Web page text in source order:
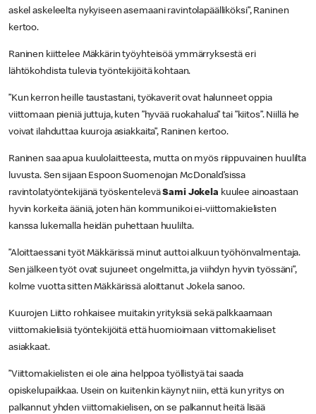
askel askeleelta nykyiseen asemaani ravintolapäälliköksi”, Raninen
kertoo.
Raninen kiittelee Mäkkärin työyhteisöä ymmärryksestä eri
lähtökohdista tulevia työntekijöitä kohtaan.
”Kun kerron heille taustastani, työkaverit ovat halunneet oppia
viittomaan pieniä juttuja, kuten ”hyvää ruokahalua” tai ”kiitos”. Niillä he
voivat ilahduttaa kuuroja asiakkaita”, Raninen kertoo.
Raninen saa apua kuulolaitteesta, mutta on myös riippuvainen huulilta
luvusta. Sen sijaan Espoon Suomenojan McDonald’sissa
ravintolatyöntekijänä työskenteleväSami Jokela kuulee ainoastaan
hyvin korkeita ääniä, joten hän kommunikoi ei-viittomakielisten
kanssa lukemalla heidän puhettaan huulilta.
”Aloittaessani työt Mäkkärissä minut auttoi alkuun työhönvalmentaja.
Sen jälkeen työt ovat sujuneet ongelmitta, ja viihdyn hyvin työssäni”,
kolme vuotta sitten Mäkkärissä aloittanut Jokela sanoo.
Kuurojen Liitto rohkaisee muitakin yrityksiä sekä palkkaamaan
viittomakielisiä työntekijöitä että huomioimaan viittomakieliset
asiakkaat.
”Viittomakielisten ei ole aina helppoa työllistyä tai saada
opiskelupaikkaa. Usein on kuitenkin käynyt niin, että kun yritys on
palkannut yhden viittomakielisen, on se palkannut heitä lisää